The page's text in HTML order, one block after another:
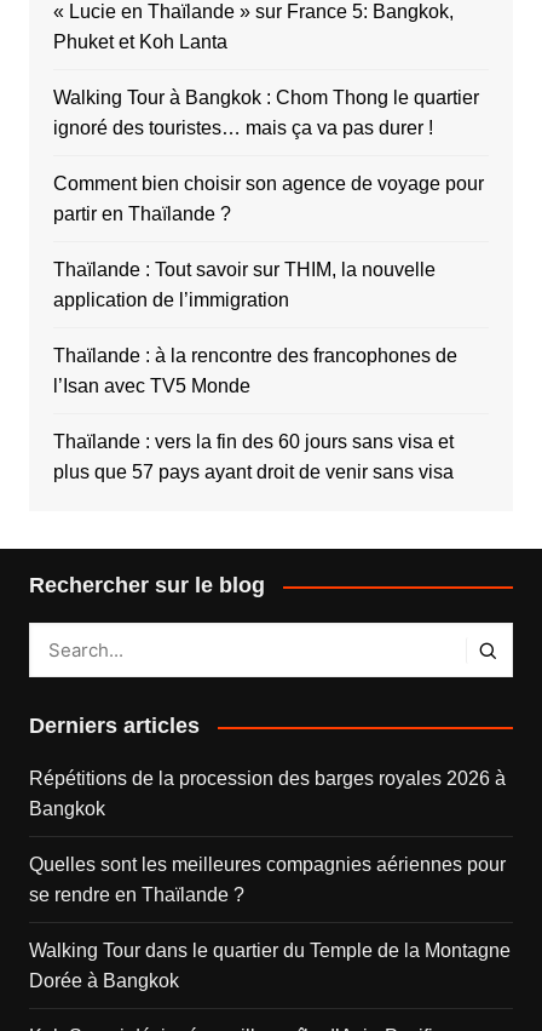
« Lucie en Thaïlande » sur France 5: Bangkok,
Phuket et Koh Lanta
Walking Tour à Bangkok : Chom Thong le quartier
ignoré des touristes… mais ça va pas durer !
Comment bien choisir son agence de voyage pour
partir en Thaïlande ?
Thaïlande : Tout savoir sur THIM, la nouvelle
application de l’immigration
Thaïlande : à la rencontre des francophones de
l’Isan avec TV5 Monde
Thaïlande : vers la fin des 60 jours sans visa et
plus que 57 pays ayant droit de venir sans visa
Rechercher sur le blog
Derniers articles
Répétitions de la procession des barges royales 2026 à
Bangkok
Quelles sont les meilleures compagnies aériennes pour
se rendre en Thaïlande ?
Walking Tour dans le quartier du Temple de la Montagne
Dorée à Bangkok